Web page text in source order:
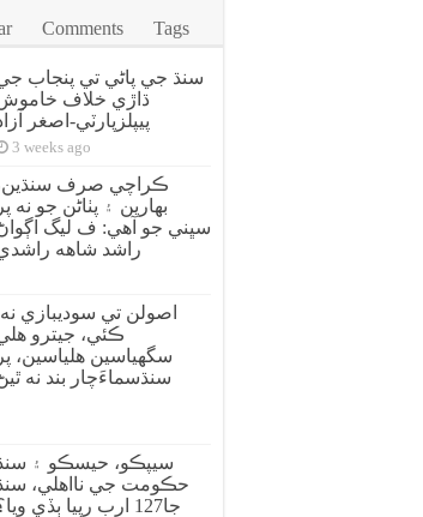
Comments Tags
سنڌ جي پاڻي تي پنجاب
ڌاڙي خلاف
پيپلزپارٽي-اصغر
3 weeks ago
ڪراچي صرف
بهارين ۽ پٺاڻن جو نه پر
سڀني جو آهي: ف ليگ
راشد شاهه
ڪئي، جيترو
سگهياسين هلياسين، پر
سنڌسماءَچار بند نه
سيپڪو، حيسڪو ۽
حڪومت جي نااهلي،
جا127 ارب رپيا ٻڏي ويا؟